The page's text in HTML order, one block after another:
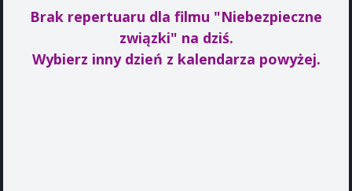
Brak repertuaru dla filmu "Niebezpieczne
związki" na dziś.
Wybierz inny dzień z kalendarza powyżej.